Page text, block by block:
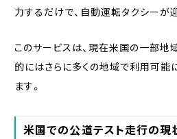
力するだけで、自動運転タクシーが
このサービスは、現在米国の一部地
的にはさらに多くの地域で利用可能
ます。
米国での公道テスト走行の現